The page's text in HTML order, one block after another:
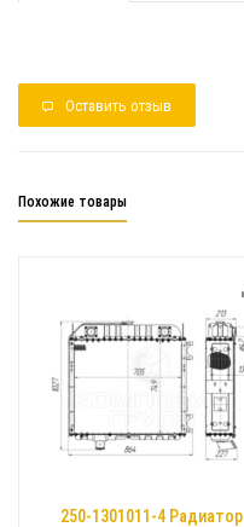
Оставить отзыв
Похожие товары
250-1301011-4 Радиатор